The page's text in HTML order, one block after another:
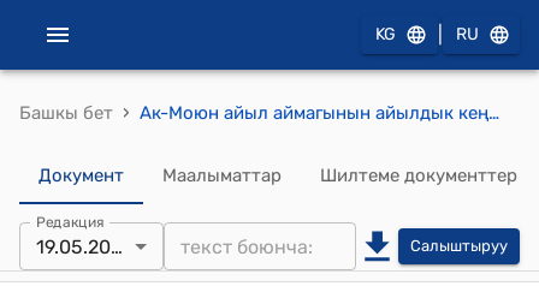
KG RU
Башкы бет › Ак-Моюн айыл аймагынын айылдык кеңешинин 2021-жылдын 19-майындагы № 1/1 "ХI чакырылыштагы Ак-Моюн айылдык кенешинин төрагасын шайлоо жөнүндө" токтому
Документ Маалыматтар Шилтеме документтер
Редакция
19.05.2021 Салыштыруу